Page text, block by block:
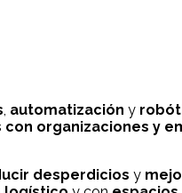
automatización y
organizaciones y
desperdicios y